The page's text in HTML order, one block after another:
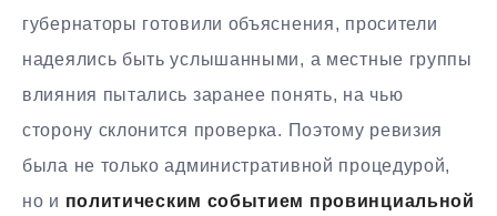
губернаторы готовили объяснения, просители
надеялись быть услышанными, а местные группы
влияния пытались заранее понять, на чью
сторону склонится проверка. Поэтому ревизия
была не только административной процедурой,
но и политическим событием провинциальной